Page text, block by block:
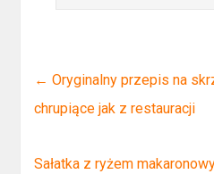
← Oryginalny przepis na
chrupiące jak z restauracji
Sałatka z ryżem